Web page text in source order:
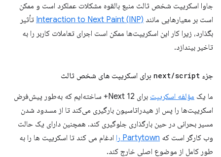
جاوا اسکریپت شخص ثالث منبع بالقوه مشکلات عملکرد است و ممکن
است بر معیارهایی مانند Interaction to Next Paint (INP) تأثیر
بگذارد، زیرا کار این اسکریپت‌ها ممکن است اجرای تعاملات کاربر را به
تاخیر بیندازد.
جزء next/script برای اسکریپت های شخص ثالث
ما یک مؤلفه اسکریپت
برای Next 12+ ساخته‌ایم که به‌طور پیش‌فرض
اسکریپت‌ها را پس از هیدراتاسیون بارگیری می‌کند تا از مسدود شدن
مسیر بحرانی در حین بارگذاری جلوگیری کند. همچنین دارای یک حالت
وب کارگر است که Partytown را
ادغام می کند تا اسکریپت ها را به
طور کامل از موضوع اصلی خارج کند.